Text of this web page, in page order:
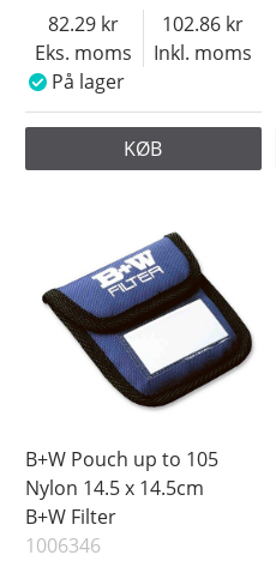
Eks. moms
82.29
Inkl. moms
102.86
På lager
KØB
B+W Pouch up to 105
Nylon 14.5 x 14.5cm
B+W Filter
1006346